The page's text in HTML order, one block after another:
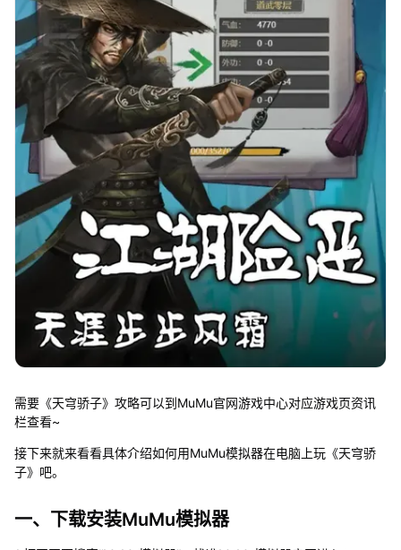
需要《天穹骄子》攻略可以到MuMu官网游戏中心对应游戏页资讯
栏查看~
接下来就来看看具体介绍如何用MuMu模拟器在电脑上玩《天穹骄
子》吧。
一、下载安装MuMu模拟器